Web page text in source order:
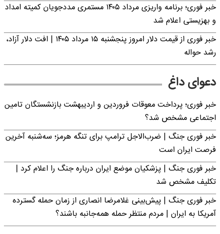
خبر فوری؛ برنامه واریزی مرداد ۱۴۰۵ مستمری مددجویان کمیته امداد
و بهزیستی اعلام شد
خبر فوری از قیمت دلار امروز پنجشنبه ۱۵ مرداد ۱۴۰۵ | افت دلار آزاد،
رشد حواله
دعوای داغ
خبر فوری؛ پرداخت معوقات فروردین و اردیبهشت بازنشستگان تامین
اجتماعی مشخص شد؟
خبر فوری جنگ | ضرب‌الاجل ترامپ برای تنگه هرمز؛ سه‌شنبه آخرین
فرصت ایران است
خبر فوری جنگ | پزشکیان موضع ایران درباره جنگ را اعلام کرد |
تکلیف مشخص شد
خبر فوری جنگ | پیش‌بینی غلامرضا انصاری از زمان حمله گسترده
آمریکا به ایران | مردم منتظر حمله همه‌جانبه باشند؟